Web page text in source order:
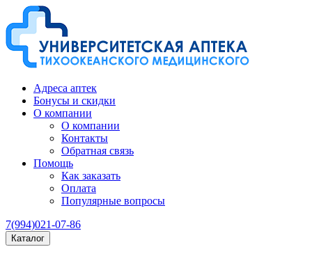
Адреса аптек
Бонусы и скидки
О компании
О компании
Контакты
Обратная связь
Помощь
Как заказать
Оплата
Популярные вопросы
7(994)021-07-86
Каталог